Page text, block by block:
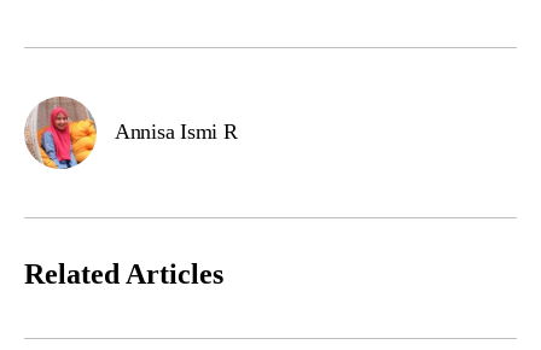
Annisa Ismi R
Related Articles